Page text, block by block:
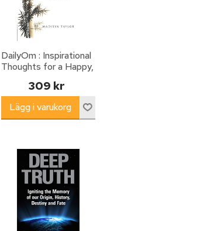
DailyOm : Inspirational
Thoughts for a Happy,
309 kr